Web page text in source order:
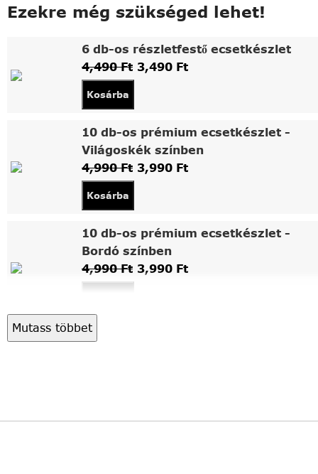
Ezekre még szükséged lehet!
6 db-os részletfestő ecsetkészlet
4,490Ft 3,490 Ft
Kosárba
10 db-os prémium ecsetkészlet -
Világoskék színben
4,990Ft 3,990 Ft
Kosárba
10 db-os prémium ecsetkészlet -
Bordó színben
4,990Ft 3,990 Ft
Asztali fa festőállvány
Világítós, asztalra állítható
Mutass többet